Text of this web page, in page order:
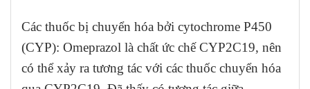
Các thuốc bị chuyển hóa bởi cytochrome P450
(CYP): Omeprazol là chất ức chế CYP2C19, nên
có thể xảy ra tương tác với các thuốc chuyển hóa